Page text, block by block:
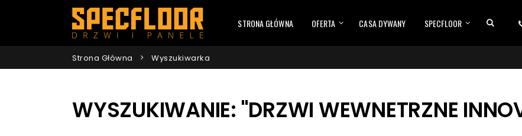
STRONA GŁÓWNA OFERTA CASA DYWANY SPECFLOOR
Strona Główna Wyszukiwarka
WYSZUKIWANIE: "DRZWI WEWNETRZNE